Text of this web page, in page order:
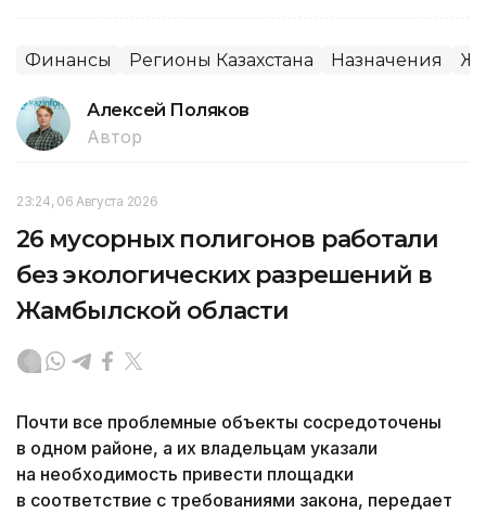
Финансы Регионы Казахстана Назначения
Алексей Поляков
Автор
23:24, 06 Августа 2026
26 мусорных полигонов работали
без экологических разрешений в
Жамбылской области
Почти все проблемные объекты сосредоточены
в одном районе, а их владельцам указали
на необходимость привести площадки
в соответствие с требованиями закона, передает